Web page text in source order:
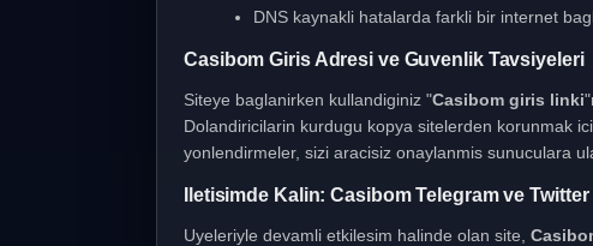
DNS kaynakli hatalarda farkli bir internet
Casibom Giris Adresi ve Guvenlik Tavsiyeleri
Siteye baglanirken kullandiginiz "Casibom giris linki
Dolandiricilarin kurdugu kopya sitelerden korunmak
yonlendirmeler, sizi aracisiz onaylanmis sunuculara
Iletisimde Kalin: Casibom Telegram ve Twitter
Uyeleriyle devamli etkilesim halinde olan site,